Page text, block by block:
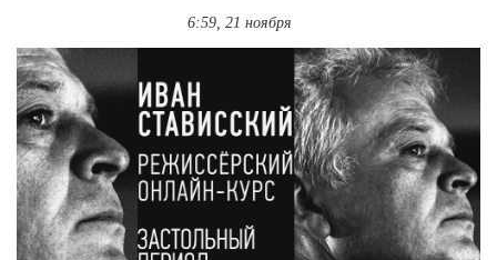
6:59, 21 ноября